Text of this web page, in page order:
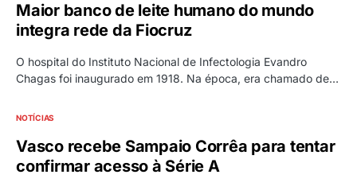
Maior banco de leite humano do mundo
integra rede da Fiocruz
O hospital do Instituto Nacional de Infectologia Evandro
Chagas foi inaugurado em 1918. Na época, era chamado de…
NOTÍCIAS
Vasco recebe Sampaio Corrêa para tentar
confirmar acesso à Série A